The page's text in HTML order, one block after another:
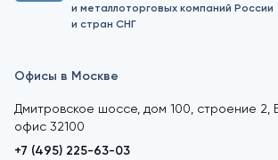
и металлоторговых компаний России
и стран СНГ
Офисы в Москве
Дмитровское шоссе, дом 100, строение 2,
офис 32100
+7 (495) 225-63-03